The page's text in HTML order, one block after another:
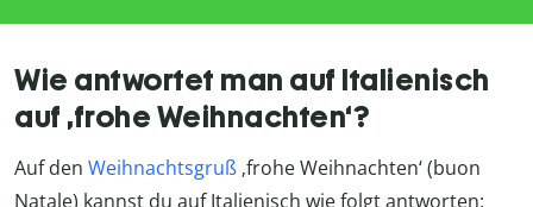
Wie antwortet man auf Italienisch
auf ‚frohe Weihnachten‘?
Auf den Weihnachtsgruß ‚frohe Weihnachten‘ (buon
Natale) kannst du auf Italienisch wie folgt antworten: